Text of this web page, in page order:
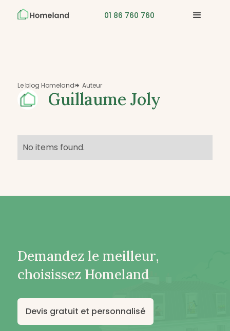
01 86 760 760
Le blog Homeland>
 Auteur
Guillaume Joly
No items found.
Demandez le meilleur,
choisissez Homeland
Devis gratuit et personnalisé